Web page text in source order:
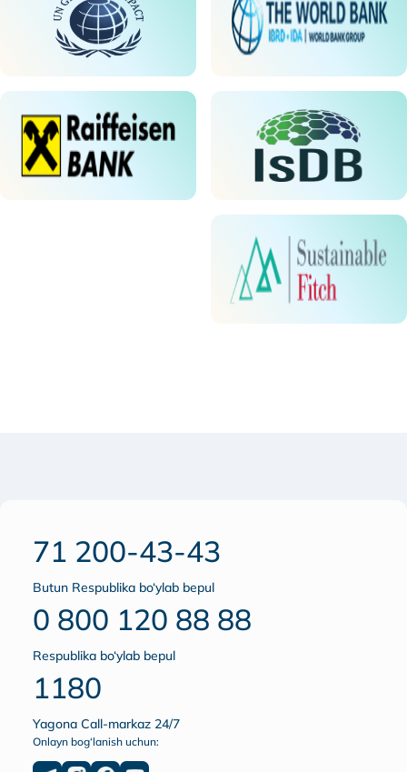
71 200-43-43
Butun Respublika bo‘ylab bepul
0 800 120 88 88
Respublika bo‘ylab bepul
1180
Yagona Call-markaz 24/7
Onlayn bog‘lanish uchun: